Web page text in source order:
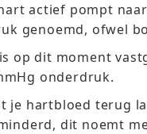
actief pompt
genoemd, ofwel
op dit moment
onderdruk.
je hartbloed terug
dit noemt